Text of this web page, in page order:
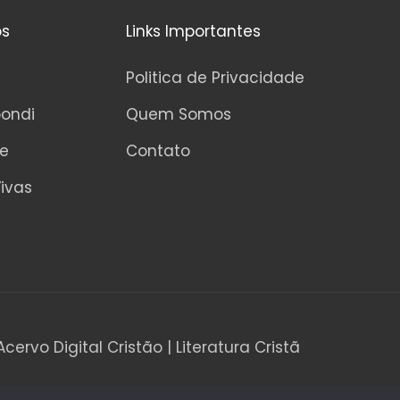
Links Importantes
Politica de Privacidade
Quem Somos
Contato
Digital Cristão | Literatura Cristã